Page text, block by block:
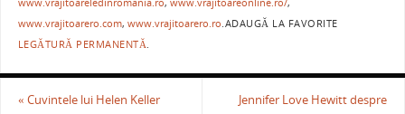
o
k
p
www.vrajitoarero.com, www.vrajitoarero.ro ADAUGĂ LA FAVORITE
LEGĂTURĂ PERMANENTĂ
« Cuvintele lui Helen Keller
Jennifer Love Hewitt despre